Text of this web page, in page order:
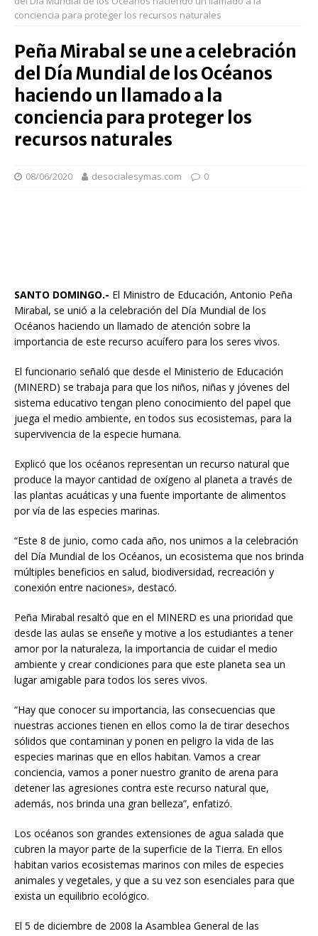
conciencia para proteger los recursos naturales
Peña Mirabal se une a celebración
del Día Mundial de los Océanos
haciendo un llamado a la
conciencia para proteger los
recursos naturales
08/06/2020 desocialesymas.com 0
SANTO DOMINGO.- El Ministro de Educación, Antonio Peña
Mirabal, se unió a la celebración del Día Mundial de los
Océanos haciendo un llamado de atención sobre la
importancia de este recurso acuífero para los seres vivos.
El funcionario señaló que desde el Ministerio de Educación
(MINERD) se trabaja para que los niños, niñas y jóvenes del
sistema educativo tengan pleno conocimiento del papel que
juega el medio ambiente, en todos sus ecosistemas, para la
supervivencia de la especie humana.
Explicó que los océanos representan un recurso natural que
produce la mayor cantidad de oxígeno al planeta a través de
las plantas acuáticas y una fuente importante de alimentos
por vía de las especies marinas.
“Este 8 de junio, como cada año, nos unimos a la celebración
del Día Mundial de los Océanos, un ecosistema que nos brinda
múltiples beneficios en salud, biodiversidad, recreación y
conexión entre naciones», destacó.
Peña Mirabal resaltó que en el MINERD es una prioridad que
desde las aulas se enseñe y motive a los estudiantes a tener
amor por la naturaleza, la importancia de cuidar el medio
ambiente y crear condiciones para que este planeta sea un
lugar amigable para todos los seres vivos.
“Hay que conocer su importancia, las consecuencias que
nuestras acciones tienen en ellos como la de tirar desechos
sólidos que contaminan y ponen en peligro la vida de las
especies marinas que en ellos habitan. Vamos a crear
conciencia, vamos a poner nuestro granito de arena para
detener las agresiones contra este recurso natural que,
además, nos brinda una gran belleza”, enfatizó.
Los océanos son grandes extensiones de agua salada que
cubren la mayor parte de la superficie de la Tierra. En ellos
habitan varios ecosistemas marinos con miles de especies
animales y vegetales, y que a su vez son esenciales para que
exista un equilibrio ecológico.
El 5 de diciembre de 2008 la Asamblea General de las